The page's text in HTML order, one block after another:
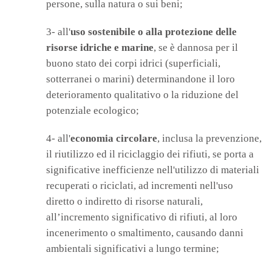
persone, sulla natura o sui beni;
3- all'uso sostenibile o alla protezione delle
risorse idriche e marine, se è dannosa per il
buono stato dei corpi idrici (superficiali,
sotterranei o marini) determinandone il loro
deterioramento qualitativo o la riduzione del
potenziale ecologico;
4- all'economia circolare, inclusa la prevenzione,
il riutilizzo ed il riciclaggio dei rifiuti, se porta a
significative inefficienze nell'utilizzo di materiali
recuperati o riciclati, ad incrementi nell'uso
diretto o indiretto di risorse naturali,
all’incremento significativo di rifiuti, al loro
incenerimento o smaltimento, causando danni
ambientali significativi a lungo termine;